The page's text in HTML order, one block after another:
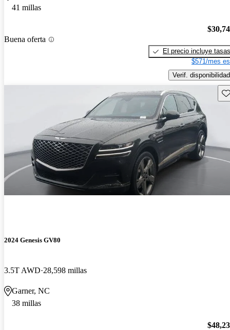
41 millas
Buena oferta
El precio incluye tasas
$571/mes
Verif. disponibilidad
2024 Genesis GV80
3.5T AWD 28,598 millas
Garner, NC
38 millas